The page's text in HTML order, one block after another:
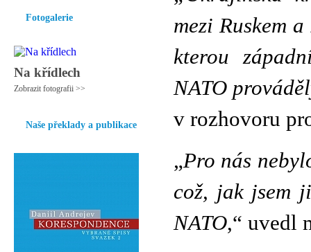
Fotogalerie
Na křídlech
Zobrazit fotografii >>
Naše překlady a publikace
mezi Ruskem
kterou
NATO
v rozhovoru
„Pro nás
což, jak jsem
NATO,“ uvedl